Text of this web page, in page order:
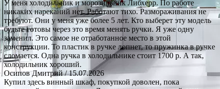
У меня холодильник и морозильник Либхерр. По работе
никаких нареканий нет. Работают тихо. Размораживания не
требуют. Они у меня уже более 5 лет. Кто выберет эту модель
будьте готовы через это время менять ручки. Я уже одну
заменил. Это самое не отработанное место в этой
конструкции. То пластик в ручке лопнет, то пружинка в ручке
сломается. Одна ручка в холодильнике стоит 1700 р. А так,
холодильник хороший.
Осипов Дмитрий/ 15.07.2026
Купил здесь винный шкаф, покупкой доволен, пока